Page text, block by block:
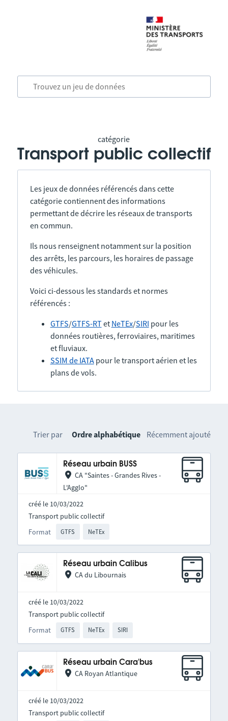
catégorie
Transport public collectif
Les jeux de données référencés dans cette
catégorie contiennent des informations
permettant de décrire les réseaux de transports
en commun.
Ils nous renseignent notamment sur la position
des arrêts, les parcours, les horaires de passage
des véhicules.
Voici ci-dessous les standards et normes
référencés :
GTFS/GTFS-RTet NeTEx/SIRI pour les
données routières, ferroviaires, maritimes
et fluviaux.
SSIM de IATApour le transport aérien et les
plans de vols.
Trier par Ordre alphabétique Récemment ajouté
Réseau urbain BUSS
CA "Saintes - Grandes Rives -
L'Agglo"
créé le 10/03/2022
Format GTFS NeTEx
Transport public collectif
Réseau urbain Calibus
CA du Libournais
créé le 10/03/2022
Format GTFS NeTEx SIRI
Transport public collectif
Réseau urbain Cara'bus
CA Royan Atlantique
créé le 10/03/2022
Transport public collectif